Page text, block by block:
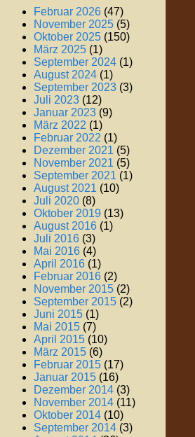
Februar 2026 (47)
November 2025 (5)
Oktober 2025 (150)
März 2025 (1)
September 2024 (1)
August 2024 (1)
September 2023 (3)
Juli 2023 (12)
Januar 2023 (9)
März 2022 (1)
Februar 2022 (1)
Dezember 2021 (5)
November 2021 (5)
September 2021 (1)
August 2021 (10)
Juli 2020 (8)
Oktober 2019 (13)
August 2016 (1)
Juli 2016 (3)
Mai 2016 (4)
April 2016 (1)
Februar 2016 (2)
November 2015 (2)
September 2015 (2)
Juni 2015 (1)
Mai 2015 (7)
April 2015 (10)
März 2015 (6)
Februar 2015 (17)
Januar 2015 (16)
Dezember 2014 (3)
November 2014 (11)
Oktober 2014 (10)
September 2014 (3)